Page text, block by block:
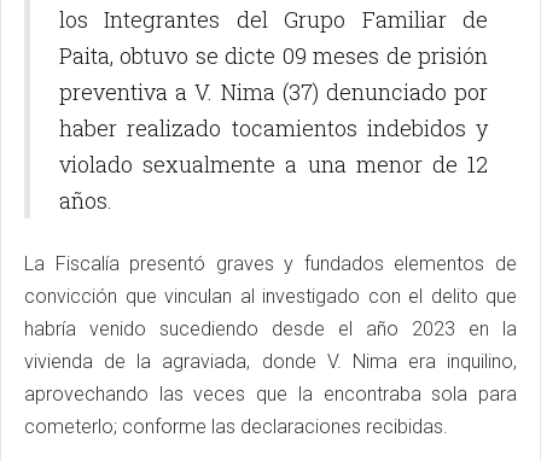
los Integrantes del Grupo Familiar de
Paita, obtuvo se dicte 09 meses de prisión
preventiva a V. Nima (37) denunciado por
haber realizado tocamientos indebidos y
violado sexualmente a una menor de 12
años.
La Fiscalía presentó graves y fundados elementos de
convicción que vinculan al investigado con el delito que
habría venido sucediendo desde el año 2023 en la
vivienda de la agraviada, donde V. Nima era inquilino,
aprovechando las veces que la encontraba sola para
cometerlo; conforme las declaraciones recibidas.